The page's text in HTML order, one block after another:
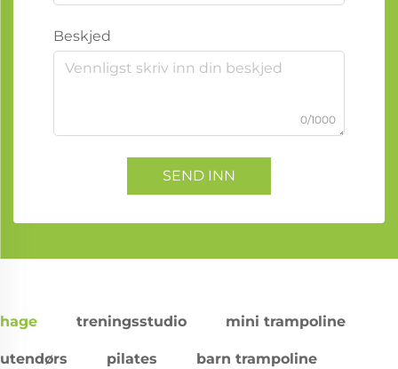
Beskjed
0/1000
SEND INN
hage treningsstudio mini trampoline
utendørs pilates barn trampoline